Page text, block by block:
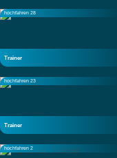
hochfahren 28
Trainer
hochfahren 23
Trainer
hochfahren 2